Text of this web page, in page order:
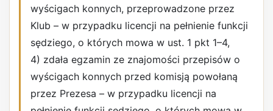
wyścigach konnych, przeprowadzone przez
Klub – w przypadku licencji na pełnienie funkcji
sędziego, o których mowa w ust. 1 pkt 1–4,
4) zdała egzamin ze znajomości przepisów o
wyścigach konnych przed komisją powołaną
przez Prezesa – w przypadku licencji na